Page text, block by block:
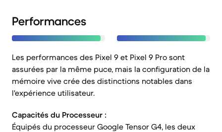
Performances
Les performances des Pixel 9 et Pixel 9 Pro sont
assurées par la même puce, mais la configuration de la
mémoire vive crée des distinctions notables dans
l'expérience utilisateur.
Capacités du Processeur :
Équipés du processeur Google Tensor G4, les deux